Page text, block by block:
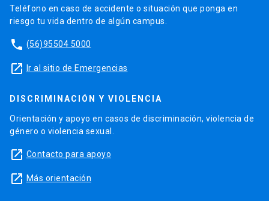
Teléfono en caso de accidente o situación que ponga en
riesgo tu vida dentro de algún campus.
phone (56)95504 5000
launch Ir al sitio de Emergencias
DISCRIMINACIÓN Y VIOLENCIA
Orientación y apoyo en casos de discriminación, violencia de
género o violencia sexual.
launch Contacto para apoyo
launch Más orientación